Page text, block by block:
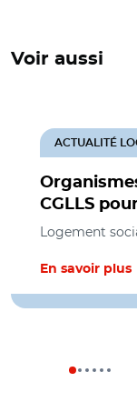
Voir aussi
CGLLS
ACTUALITÉ
Logement
En savoir plus